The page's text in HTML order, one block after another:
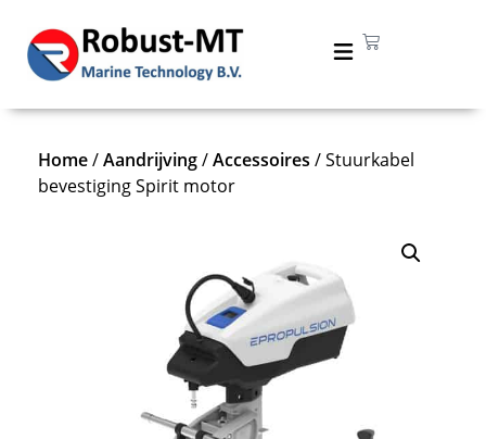
Home/Aandrijving/Accessoires / Stuurkabel
bevestiging Spirit motor